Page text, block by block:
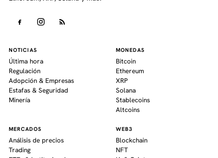
NOTICIAS
Última hora
Regulación
Adopción & Empresas
Estafas & Seguridad
Minería
MONEDAS
Bitcoin
Ethereum
XRP
Solana
Stablecoins
Altcoins
MERCADOS
Análisis de precios
Trading
WEB3
Blockchain
NFT